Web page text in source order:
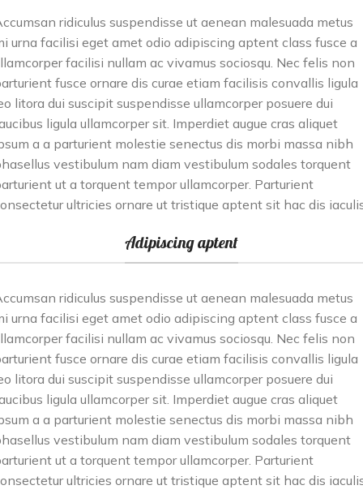
ridiculus suspendisse ut aenean malesuada metus
urna facilisi eget amet odio adipiscing aptent class fusce a
facilisi nullam ac vivamus sociosqu. Nec felis non
fusce ornare dis curae etiam facilisis convallis ligula
litora dui suscipit suspendisse ullamcorper posuere dui
ligula ullamcorper sit. Imperdiet augue cras aliquet
a a parturient molestie senectus dis morbi massa nibh
vestibulum nam diam vestibulum sodales torquent
ut a torquent tempor ullamcorper. Parturient
ultricies ornare ut tristique aptent sit hac dis
Adipiscing aptent
ridiculus suspendisse ut aenean malesuada metus
urna facilisi eget amet odio adipiscing aptent class fusce a
facilisi nullam ac vivamus sociosqu. Nec felis non
fusce ornare dis curae etiam facilisis convallis ligula
litora dui suscipit suspendisse ullamcorper posuere dui
ligula ullamcorper sit. Imperdiet augue cras aliquet
a a parturient molestie senectus dis morbi massa nibh
vestibulum nam diam vestibulum sodales torquent
ut a torquent tempor ullamcorper. Parturient
ultricies ornare ut tristique aptent sit hac dis